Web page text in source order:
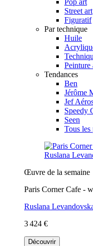
Street art
Figuratif
Par technique
Huile
Peinture
Tendances
Ben
Jérôme
Jef
Speedy
Seen
Tous les
Œuvre de la semaine
Paris Corner Cafe -
Ruslana
3 424 €
Découvrir